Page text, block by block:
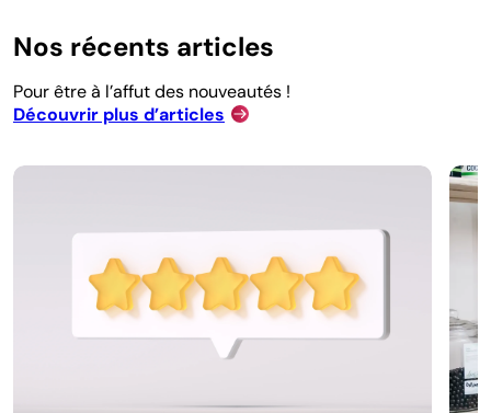
Nos récents articles
Pour être à l’affut des nouveautés !
Découvrir plus d’articles